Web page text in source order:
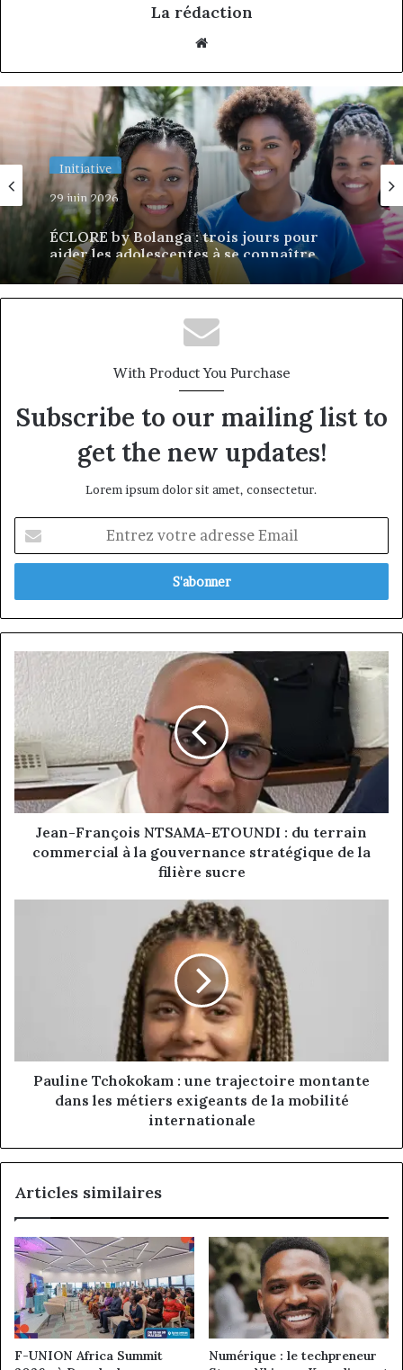
La rédaction
Initiative
29 juin 2026
ÉCLORE by Bolanga : trois jours pour
aider les adolescentes à se connaître,
s’exprimer et construire leur avenir
With Product You Purchase
Subscribe to our mailing list to
get the new updates!
Lorem ipsum dolor sit amet, consectetur.
votre
adresse
Jean-
François
NTSAMA-
ETOUNDI
:
du
terrain
commercial
à
gouvernance
Jean-François NTSAMA-ETOUNDI : du terrain
commercial à la gouvernance stratégique de la
filière sucre
métiers
exigeants
internationale
Pauline Tchokokam : une trajectoire montante
dans les métiers exigeants de la mobilité
internationale
Articles similaires
F-UNION Africa Summit
Numérique : le techpreneur